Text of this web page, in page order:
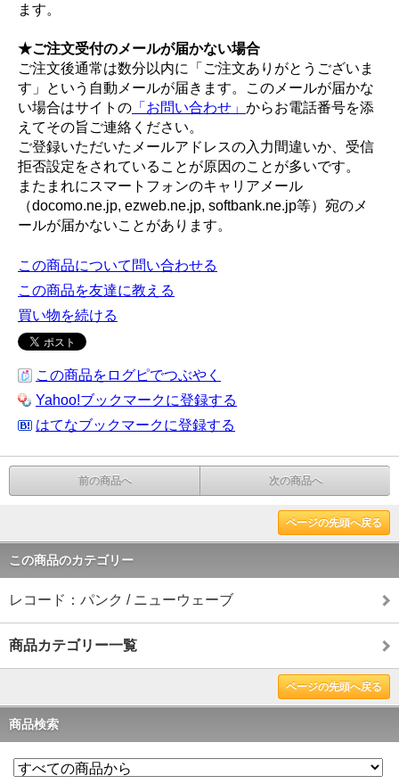
ます。
★ご注文受付のメールが届かない場合
ご注文後通常は数分以内に「ご注文ありがとうございま
す」という自動メールが届きます。このメールが届かな
い場合はサイトの 「お問い合わせ」 からお電話番号を添
えてその旨ご連絡ください。
ご登録いただいたメールアドレスの入力間違いか、受信
拒否設定をされていることが原因のことが多いです。
またまれにスマートフォンのキャリアメール
（docomo.ne.jp, ezweb.ne.jp, softbank.ne.jp等）宛のメ
ールが届かないことがあります。
この商品について問い合わせる
この商品を友達に教える
買い物を続ける
この商品をログピでつぶやく
Yahoo!ブックマークに登録する
はてなブックマークに登録する
前の商品へ 次の商品へ
ページの先頭へ戻る
この商品のカテゴリー
レコード：パンク / ニューウェーブ
商品カテゴリー一覧
ページの先頭へ戻る
商品検索